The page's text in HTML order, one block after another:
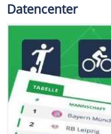
Datencenter